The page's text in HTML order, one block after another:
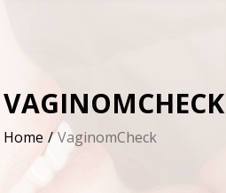
VAGINOMCHECK
Home VaginomCheck